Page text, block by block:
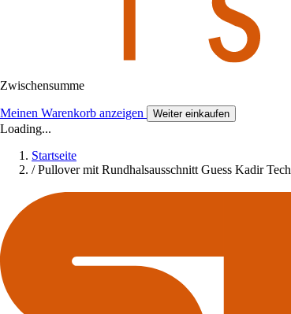
Zwischensumme
Meinen Warenkorb anzeigen Weiter einkaufen
Loading...
Startseite
/ Pullover mit Rundhalsausschnitt Guess Kadir Tech